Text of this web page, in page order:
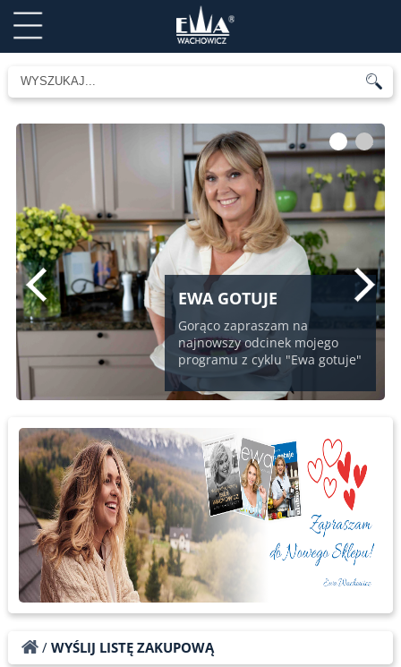
EWA GOTUJE
Gorąco zapraszam na
najnowszy odcinek mojego
programu z cyklu "Ewa gotuje"
1 2
/ WYŚLIJ LISTĘ ZAKUPOWĄ